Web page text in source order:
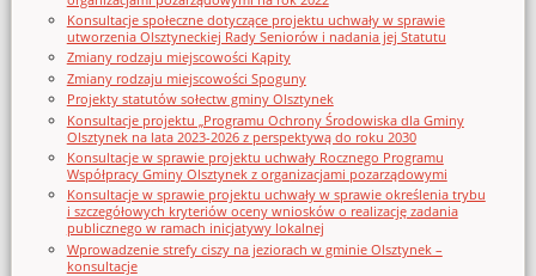
Konsultacje społeczne dotyczące projektu uchwały w sprawie
utworzenia Olsztyneckiej Rady Seniorów i nadania jej Statutu
Zmiany rodzaju miejscowości Kąpity
Zmiany rodzaju miejscowości Spoguny
Projekty statutów sołectw gminy Olsztynek
Konsultacje projektu „Programu Ochrony Środowiska dla Gminy
Olsztynek na lata 2023-2026 z perspektywą do roku 2030
Konsultacje w sprawie projektu uchwały Rocznego Programu
Współpracy Gminy Olsztynek z organizacjami pozarządowymi
Konsultacje w sprawie projektu uchwały w sprawie określenia trybu
i szczegółowych kryteriów oceny wniosków o realizację zadania
publicznego w ramach inicjatywy lokalnej
Wprowadzenie strefy ciszy na jeziorach w gminie Olsztynek –
konsultacje